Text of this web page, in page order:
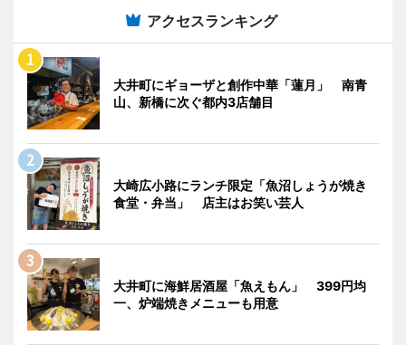
アクセスランキング
大井町にギョーザと創作中華「蓮月」 南青
山、新橋に次ぐ都内3店舗目
大崎広小路にランチ限定「魚沼しょうが焼き
食堂・弁当」 店主はお笑い芸人
大井町に海鮮居酒屋「魚えもん」 399円均
一、炉端焼きメニューも用意